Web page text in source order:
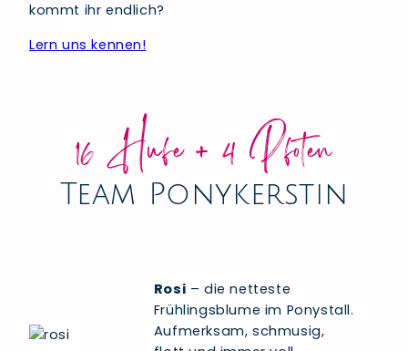
kommt ihr endlich?
Lern uns kennen!
16 Hufe + 4 Pfoten
Team Ponykerstin
Rosi – die netteste
Frühlingsblume im Ponystall.
Aufmerksam, schmusig,